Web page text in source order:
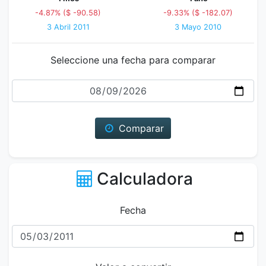
-4.87% ($ -90.58)
3 Abril 2011
-9.33% ($ -182.07)
3 Mayo 2010
Seleccione una fecha para comparar
Fecha
Comparar
Calculadora
Fecha